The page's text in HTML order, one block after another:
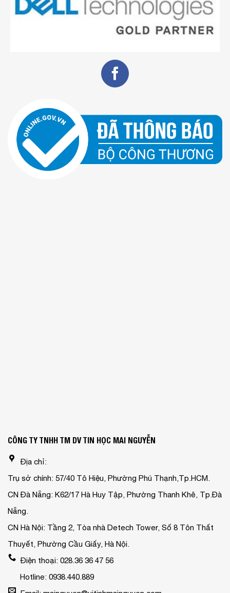
CÔNG TY TNHH TM DV TIN HỌC MAI NGUYỄN
Địa chỉ:
Trụ sở chính: 57/40 Tô Hiệu, Phường Phú Thạnh,Tp.HCM.
CN Đà Nẵng: K62/17 Hà Huy Tập, Phường Thanh Khê, Tp.Đà
Nẵng.
CN Hà Nội: Tầng 2, Tòa nhà Detech Tower, Số 8 Tôn Thất
Thuyết, Phường Cầu Giấy, Hà Nội.
Điện thoại: 028.36 36 47 56
Hotline: 0938.440.889